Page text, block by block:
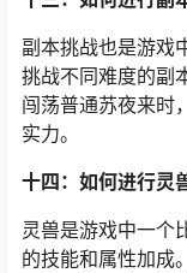
副本挑战也是游戏
挑战不同难度的副
闯荡普通苏夜来时
实力。
十四：如何进行灵
灵兽是游戏中一个
的技能和属性加成